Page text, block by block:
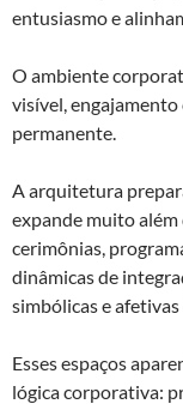
entusiasmo e
O ambiente
visível,
permanente.
A arquitetura
expande muito
cerimônias,
dinâmicas de
simbólicas e
Esses espaços
lógica corporativa: